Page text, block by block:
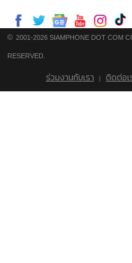
© 2001-2026 SIAMPHONE DOT COM
RESERVED.
ร่วมงานกับเรา | ติดต่อเ